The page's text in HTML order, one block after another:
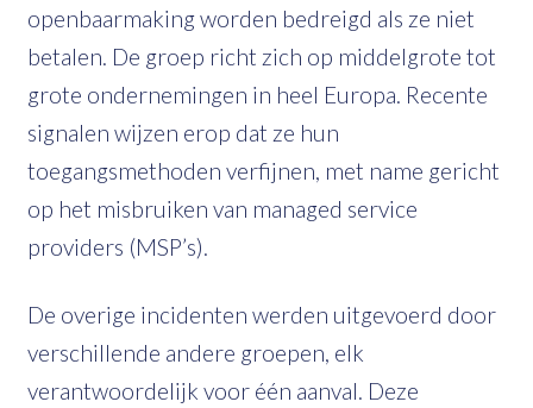
openbaarmaking worden bedreigd als ze niet
betalen. De groep richt zich op middelgrote tot
grote ondernemingen in heel Europa. Recente
signalen wijzen erop dat ze hun
toegangsmethoden verfijnen, met name gericht
op het misbruiken van managed service
providers (MSP’s).
De overige incidenten werden uitgevoerd door
verschillende andere groepen, elk
verantwoordelijk voor één aanval. Deze